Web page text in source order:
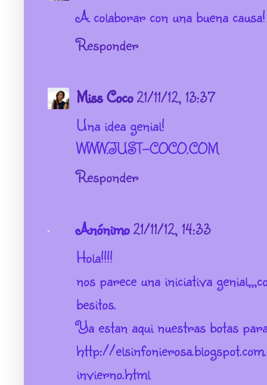
A colaborar con una buena
Responder
Miss Coco21/11/12, 13:37
Una idea genial!
WWW.JUST-COCO.COM
Responder
Anónimo21/11/12, 14:33
Hola!!!!
nos parece una iniciativa
besitos.
Ya estan aqui nuestras botas
http://
invierno.html